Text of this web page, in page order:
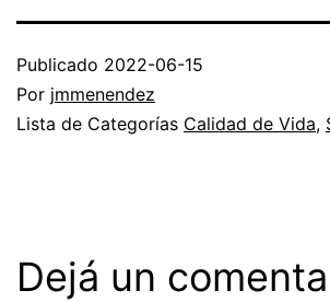
Publicado 2022-06-15
Por jmmenendez
Lista de Categorías Calidad de Vida,
Dejá un